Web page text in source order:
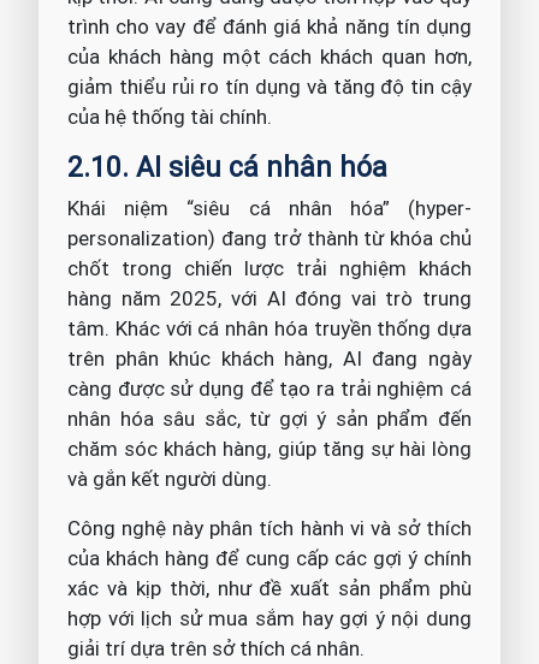
trình cho vay để đánh giá khả năng tín dụng
của khách hàng một cách khách quan hơn,
giảm thiểu rủi ro tín dụng và tăng độ tin cậy
của hệ thống tài chính.
2.10. AI siêu cá nhân hóa
Khái niệm “siêu cá nhân hóa” (hyper-
personalization) đang trở thành từ khóa chủ
chốt trong chiến lược trải nghiệm khách
hàng năm 2025, với AI đóng vai trò trung
tâm. Khác với cá nhân hóa truyền thống dựa
trên phân khúc khách hàng, AI đang ngày
càng được sử dụng để tạo ra trải nghiệm cá
nhân hóa sâu sắc, từ gợi ý sản phẩm đến
chăm sóc khách hàng, giúp tăng sự hài lòng
và gắn kết người dùng.
Công nghệ này phân tích hành vi và sở thích
của khách hàng để cung cấp các gợi ý chính
xác và kịp thời, như đề xuất sản phẩm phù
hợp với lịch sử mua sắm hay gợi ý nội dung
giải trí dựa trên sở thích cá nhân.